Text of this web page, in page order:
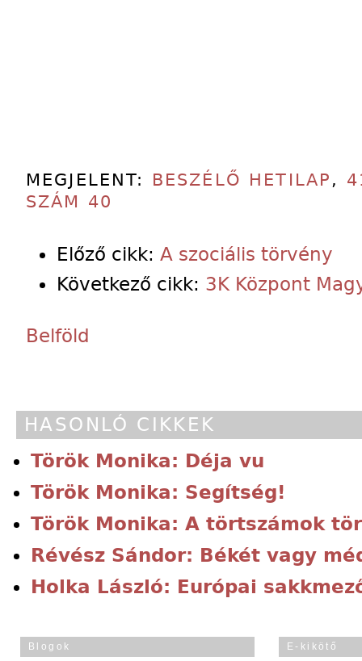
MEGJELENT: BESZÉLŐ HETILAP ,
SZÁM 40
Előző cikk: A szociális törvény
Következő cikk: 3K Központ
Belföld
HASONLÓ CIKKEK
Török Monika: Déja vu
Török Monika: Segítség!
Török Monika: A törtszámok
Révész Sándor: Békét vagy
Holka László: Európai
Blogok E-kikötő